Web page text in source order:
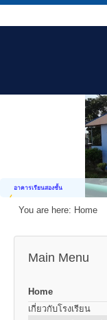
อาคารเรียนสองชั้น
You are here: Home
Main Menu
Home
เกี่ยวกับโรงเรียน